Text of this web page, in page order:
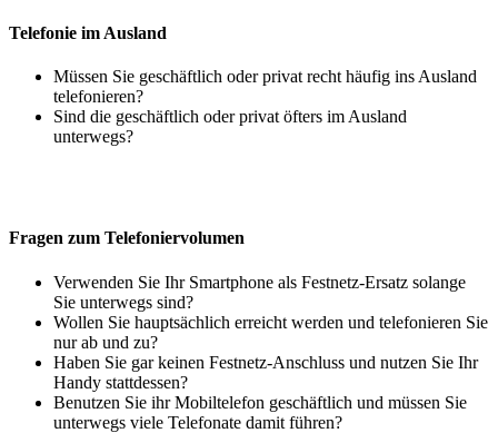
Telefonie im Ausland
Müssen Sie geschäftlich oder privat recht häufig ins Ausland
telefonieren?
Sind die geschäftlich oder privat öfters im Ausland
unterwegs?
Fragen zum Telefoniervolumen
Verwenden Sie Ihr Smartphone als Festnetz-Ersatz solange
Sie unterwegs sind?
Wollen Sie hauptsächlich erreicht werden und telefonieren Sie
nur ab und zu?
Haben Sie gar keinen Festnetz-Anschluss und nutzen Sie Ihr
Handy stattdessen?
Benutzen Sie ihr Mobiltelefon geschäftlich und müssen Sie
unterwegs viele Telefonate damit führen?